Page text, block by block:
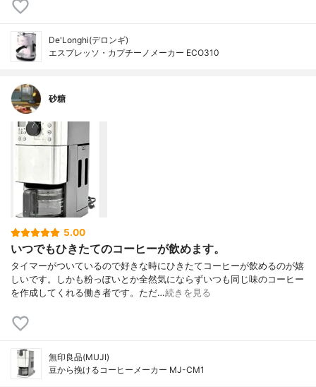
De'Longhi(デロンギ)
エスプレッソ・カプチーノメーカー ECO310
砂糖
5.00
いつでもひきたてのコーヒーが飲めます。
タイマーがついているので好きな時にひきたてコーヒーが飲めるのが嬉
しいです。しかも粉っぽいとか全然気にならずいつも同じ味のコーヒー
を作成してくれる働き者です。ただ…続きを見る
無印良品(MUJI)
豆から挽けるコーヒーメーカー MJ-CM1